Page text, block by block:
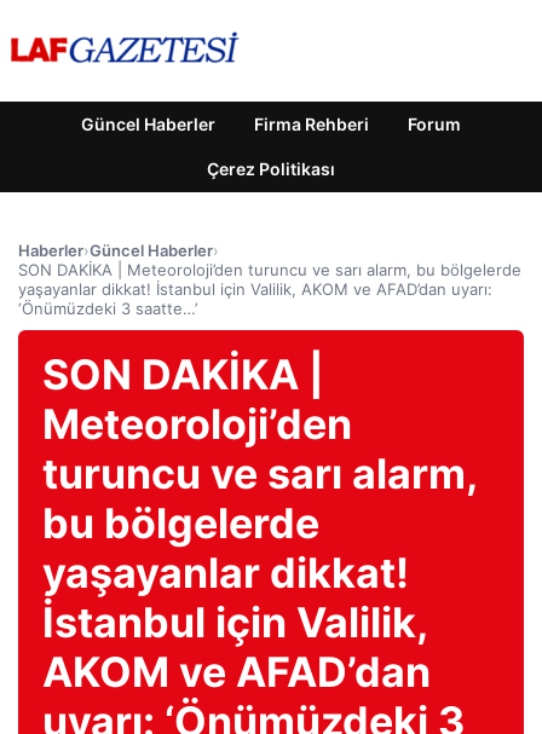
Güncel Haberler Firma Rehberi Forum
Çerez Politikası
Haberler›Güncel Haberler›
SON DAKİKA | Meteoroloji’den turuncu ve sarı alarm, bu bölgelerde
yaşayanlar dikkat! İstanbul için Valilik, AKOM ve AFAD’dan uyarı:
‘Önümüzdeki 3 saatte…’
SON DAKİKA |
Meteoroloji’den
turuncu ve sarı alarm,
bu bölgelerde
yaşayanlar dikkat!
İstanbul için Valilik,
AKOM ve AFAD’dan
uyarı: ‘Önümüzdeki 3